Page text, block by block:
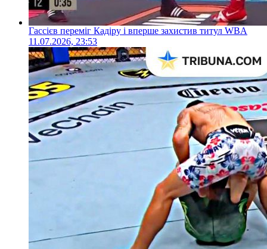
Гассієв переміг Кадіру і вперше захистив титул WBA
11.07.2026, 23:53